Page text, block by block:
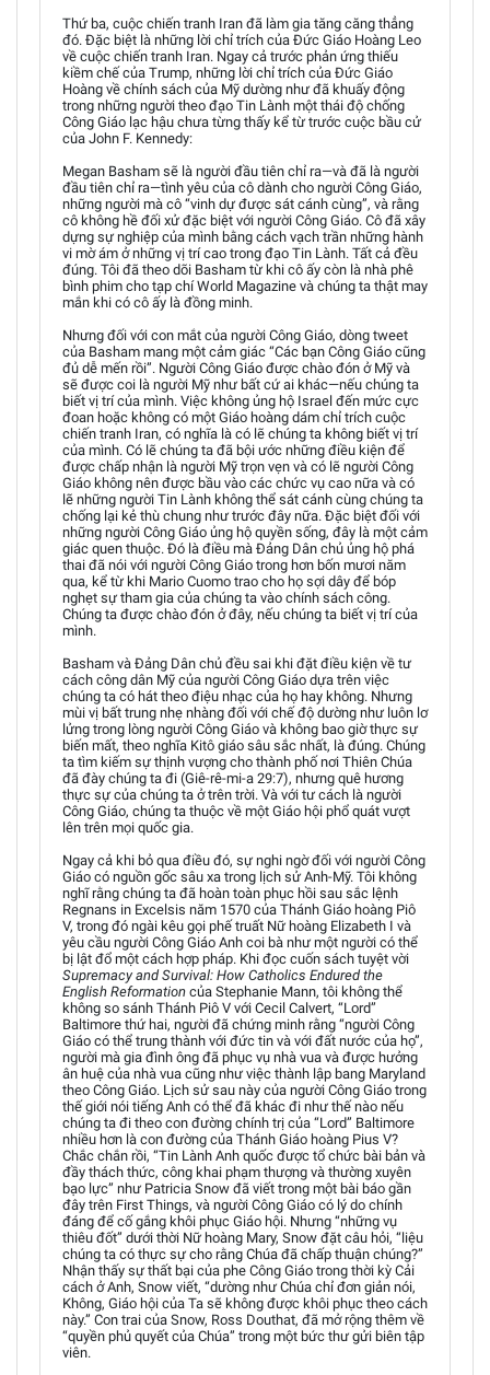
Thứ ba, cuộc chiến tranh Iran đã làm gia tăng căng thẳng
đó. Đặc biệt là những lời chỉ trích của Đức Giáo Hoàng Leo
về cuộc chiến tranh Iran. Ngay cả trước phản ứng thiếu
kiềm chế của Trump, những lời chỉ trích của Đức Giáo
Hoàng về chính sách của Mỹ dường như đã khuấy động
trong những người theo đạo Tin Lành một thái độ chống
Công Giáo lạc hậu chưa từng thấy kể từ trước cuộc bầu cử
của John F. Kennedy:
Megan Basham sẽ là người đầu tiên chỉ ra—và đã là người
đầu tiên chỉ ra—tình yêu của cô dành cho người Công Giáo,
những người mà cô “vinh dự được sát cánh cùng”, và rằng
cô không hề đối xử đặc biệt với người Công Giáo. Cô đã xây
dựng sự nghiệp của mình bằng cách vạch trần những hành
vi mờ ám ở những vị trí cao trong đạo Tin Lành. Tất cả đều
đúng. Tôi đã theo dõi Basham từ khi cô ấy còn là nhà phê
bình phim cho tạp chí World Magazine và chúng ta thật may
mắn khi có cô ấy là đồng minh.
Nhưng đối với con mắt của người Công Giáo, dòng tweet
của Basham mang một cảm giác “Các bạn Công Giáo cũng
đủ dễ mến rồi”. Người Công Giáo được chào đón ở Mỹ và
sẽ được coi là người Mỹ như bất cứ ai khác—nếu chúng ta
biết vị trí của mình. Việc không ủng hộ Israel đến mức cực
đoan hoặc không có một Giáo hoàng dám chỉ trích cuộc
chiến tranh Iran, có nghĩa là có lẽ chúng ta không biết vị trí
của mình. Có lẽ chúng ta đã bội ước những điều kiện để
được chấp nhận là người Mỹ trọn vẹn và có lẽ người Công
Giáo không nên được bầu vào các chức vụ cao nữa và có
lẽ những người Tin Lành không thể sát cánh cùng chúng ta
chống lại kẻ thù chung như trước đây nữa. Đặc biệt đối với
những người Công Giáo ủng hộ quyền sống, đây là một cảm
giác quen thuộc. Đó là điều mà Đảng Dân chủ ủng hộ phá
thai đã nói với người Công Giáo trong hơn bốn mươi năm
qua, kể từ khi Mario Cuomo trao cho họ sợi dây để bóp
nghẹt sự tham gia của chúng ta vào chính sách công.
Chúng ta được chào đón ở đây, nếu chúng ta biết vị trí của
mình.
Basham và Đảng Dân chủ đều sai khi đặt điều kiện về tư
cách công dân Mỹ của người Công Giáo dựa trên việc
chúng ta có hát theo điệu nhạc của họ hay không. Nhưng
mùi vị bất trung nhẹ nhàng đối với chế độ dường như luôn lơ
lửng trong lòng người Công Giáo và không bao giờ thực sự
biến mất, theo nghĩa Kitô giáo sâu sắc nhất, là đúng. Chúng
ta tìm kiếm sự thịnh vượng cho thành phố nơi Thiên Chúa
đã đày chúng ta đi (Giê-rê-mi-a 29:7), nhưng quê hương
thực sự của chúng ta ở trên trời. Và với tư cách là người
Công Giáo, chúng ta thuộc về một Giáo hội phổ quát vượt
lên trên mọi quốc gia.
Ngay cả khi bỏ qua điều đó, sự nghi ngờ đối với người Công
Giáo có nguồn gốc sâu xa trong lịch sử Anh-Mỹ. Tôi không
nghĩ rằng chúng ta đã hoàn toàn phục hồi sau sắc lệnh
Regnans in Excelsis năm 1570 của Thánh Giáo hoàng Piô
V, trong đó ngài kêu gọi phế truất Nữ hoàng Elizabeth I và
yêu cầu người Công Giáo Anh coi bà như một người có thể
bị lật đổ một cách hợp pháp. Khi đọc cuốn sách tuyệt vời
Supremacy and Survival: How Catholics Endured the
English Reformation của Stephanie Mann, tôi không thể
không so sánh Thánh Piô V với Cecil Calvert, “Lord”
Baltimore thứ hai, người đã chứng minh rằng “người Công
Giáo có thể trung thành với đức tin và với đất nước của họ”,
người mà gia đình ông đã phục vụ nhà vua và được hưởng
ân huệ của nhà vua cũng như việc thành lập bang Maryland
theo Công Giáo. Lịch sử sau này của người Công Giáo trong
thế giới nói tiếng Anh có thể đã khác đi như thế nào nếu
chúng ta đi theo con đường chính trị của “Lord” Baltimore
nhiều hơn là con đường của Thánh Giáo hoàng Pius V?
Chắc chắn rồi, “Tin Lành Anh quốc được tổ chức bài bản và
đầy thách thức, công khai phạm thượng và thường xuyên
bạo lực” như Patricia Snow đã viết trong một bài báo gần
đây trên First Things, và người Công Giáo có lý do chính
đáng để cố gắng khôi phục Giáo hội. Nhưng “những vụ
thiêu đốt” dưới thời Nữ hoàng Mary, Snow đặt câu hỏi, “liệu
chúng ta có thực sự cho rằng Chúa đã chấp thuận chúng?”
Nhận thấy sự thất bại của phe Công Giáo trong thời kỳ Cải
cách ở Anh, Snow viết, “dường như Chúa chỉ đơn giản nói,
Không, Giáo hội của Ta sẽ không được khôi phục theo cách
này.” Con trai của Snow, Ross Douthat, đã mở rộng thêm về
“quyền phủ quyết của Chúa” trong một bức thư gửi biên tập
viên.